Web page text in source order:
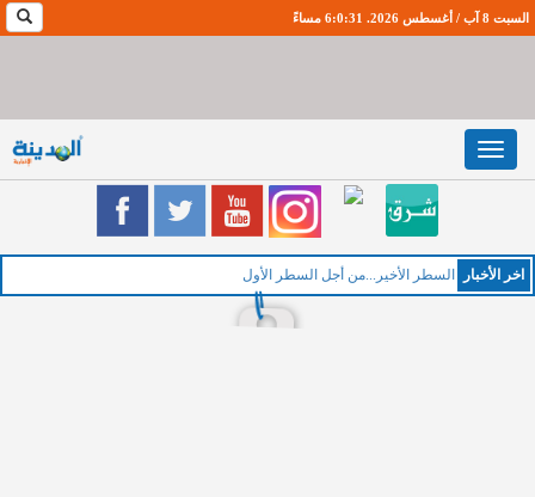
السبت 8 آب / أغسطس 2026. 6:0:32 مساءً
Toggle
navigation
اخر اﻷخبار السطر الأخير...من أجل السطر الأول